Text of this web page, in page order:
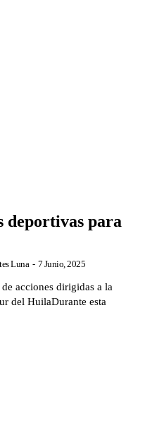
deportivas para
Luna - 7 Junio, 2025
acciones dirigidas a la
del HuilaDurante esta